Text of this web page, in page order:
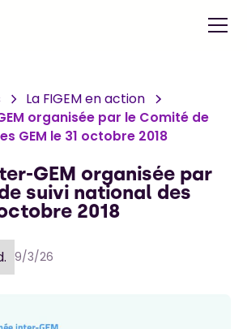
La FIGEM en action
organisée par le Comité de
GEM le 31 octobre 2018
GEM organisée par
suivi national des
2018
9/3/26